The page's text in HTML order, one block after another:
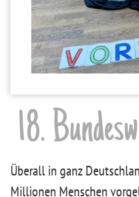
18.
Überall in ganz
Millionen Menschen